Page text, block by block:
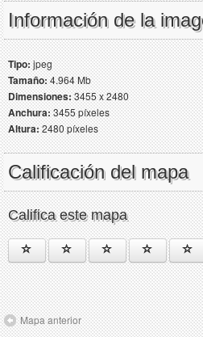
Información de la
Tipo:jpeg
Tamaño:4.964 Mb
Dimensiones:3455 x 2480
Anchura:3455 píxeles
Altura:2480 píxeles
Calificación del mapa
Califica este mapa
Mapa anterior